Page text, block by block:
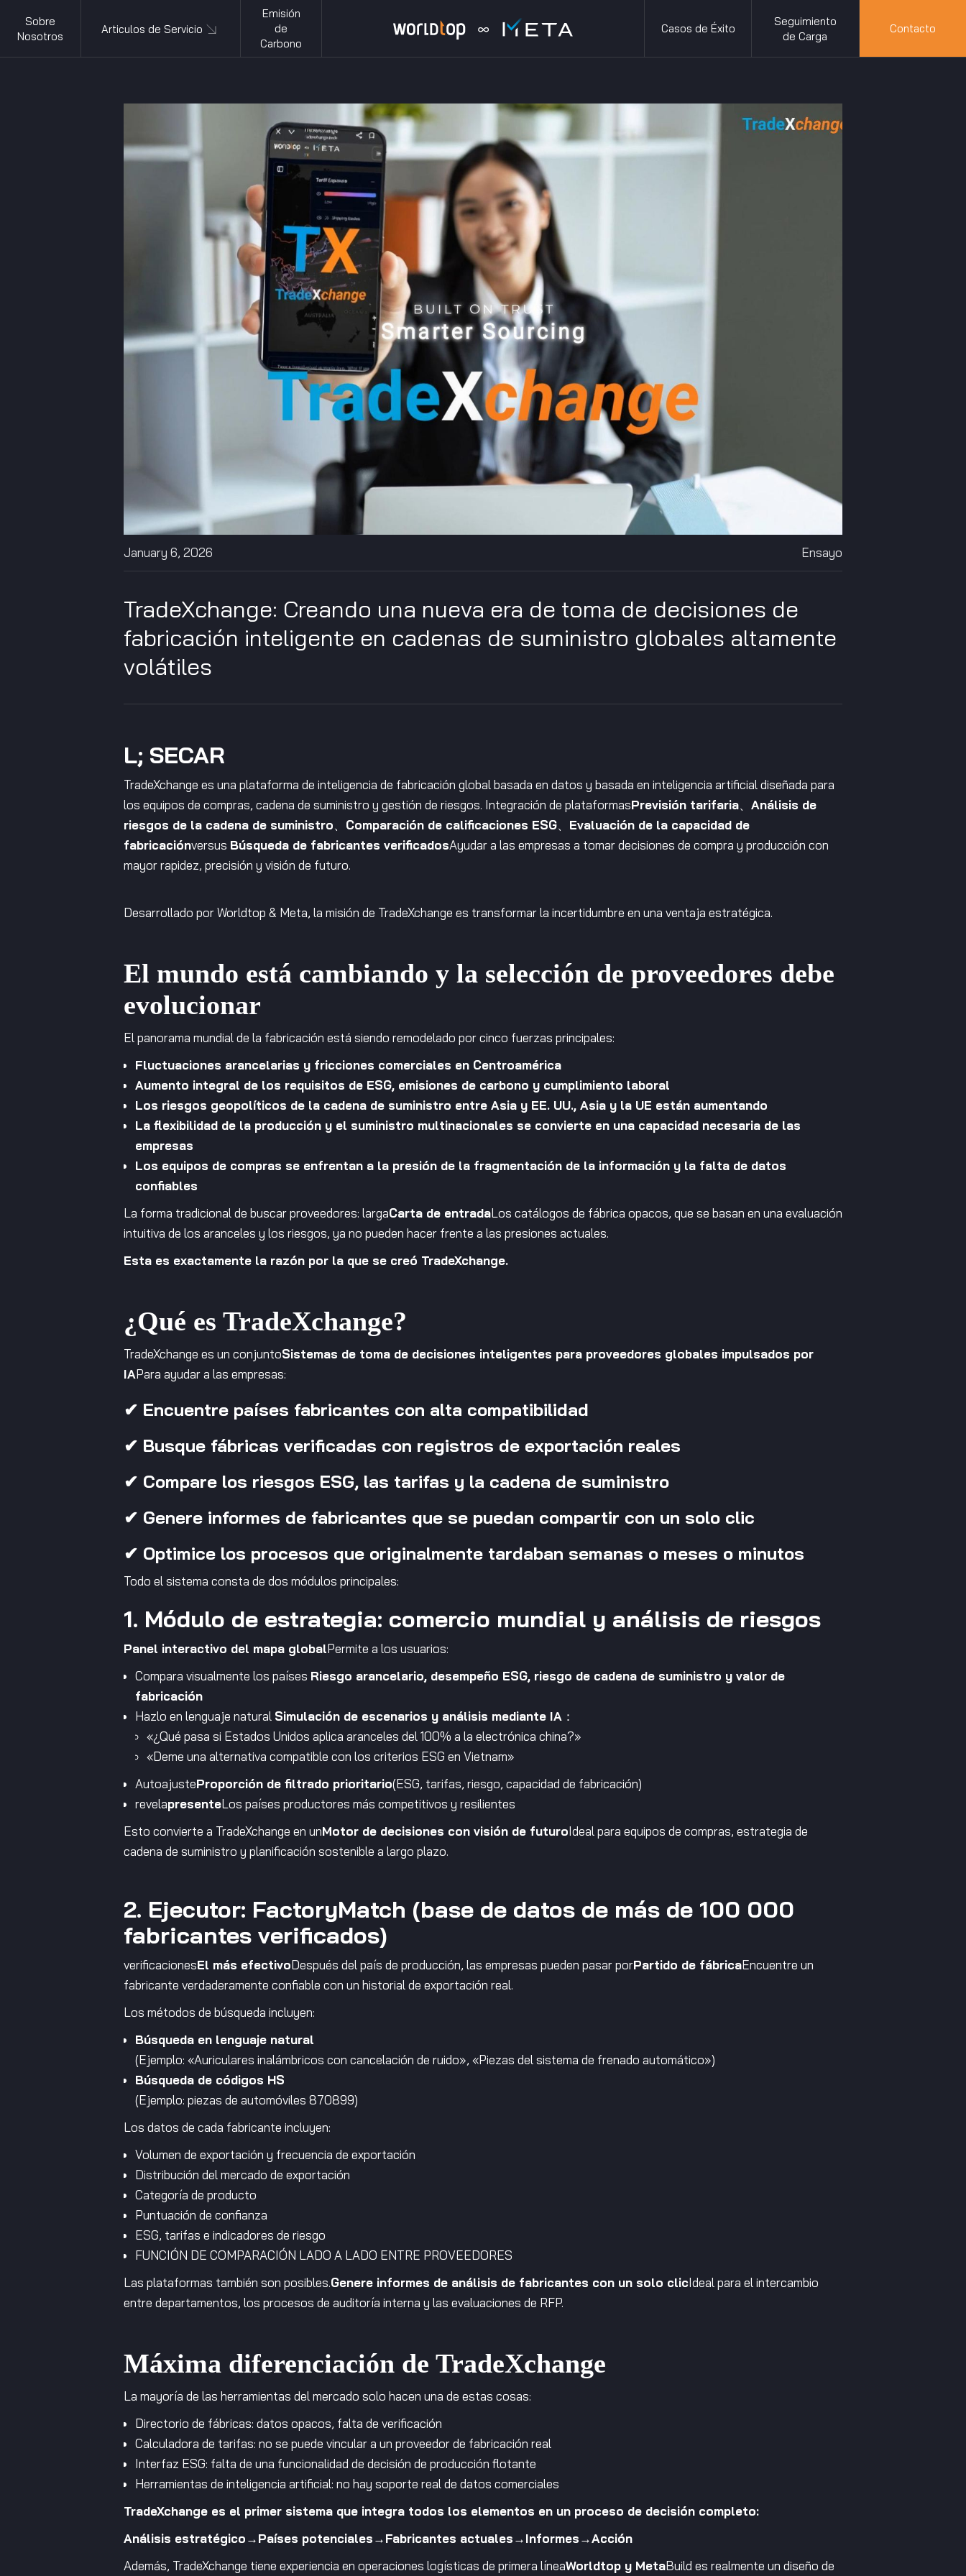
Sobre
Nosotros
Articulos de Servicio
Emisión
de
Carbono
Casos de Éxito
Seguimiento
de Carga
Contacto
January 6, 2026 Ensayo
TradeXchange: Creando una nueva era de toma de decisiones de
fabricación inteligente en cadenas de suministro globales altamente
volátiles
L; SECAR
TradeXchange es una plataforma de inteligencia de fabricación global basada en datos y basada en inteligencia artificial diseñada para
los equipos de compras, cadena de suministro y gestión de riesgos. Integración de plataformasPrevisión tarifaria、 Análisis de
riesgos de la cadena de suministro、 Comparación de calificaciones ESG、 Evaluación de la capacidad de
fabricaciónversus Búsqueda de fabricantes verificadosAyudar a las empresas a tomar decisiones de compra y producción con
mayor rapidez, precisión y visión de futuro.
Desarrollado por Worldtop & Meta, la misión de TradeXchange es transformar la incertidumbre en una ventaja estratégica.
El mundo está cambiando y la selección de proveedores debe
evolucionar
El panorama mundial de la fabricación está siendo remodelado por cinco fuerzas principales:
Fluctuaciones arancelarias y fricciones comerciales en Centroamérica
Aumento integral de los requisitos de ESG, emisiones de carbono y cumplimiento laboral
Los riesgos geopolíticos de la cadena de suministro entre Asia y EE. UU., Asia y la UE están aumentando
La flexibilidad de la producción y el suministro multinacionales se convierte en una capacidad necesaria de las
empresas
Los equipos de compras se enfrentan a la presión de la fragmentación de la información y la falta de datos
confiables
La forma tradicional de buscar proveedores: largaCarta de entradaLos catálogos de fábrica opacos, que se basan en una evaluación
intuitiva de los aranceles y los riesgos, ya no pueden hacer frente a las presiones actuales.
Esta es exactamente la razón por la que se creó TradeXchange.
¿Qué es TradeXchange?
TradeXchange es un conjuntoSistemas de toma de decisiones inteligentes para proveedores globales impulsados por
IAPara ayudar a las empresas:
✔ Encuentre países fabricantes con alta compatibilidad
✔ Busque fábricas verificadas con registros de exportación reales
✔ Compare los riesgos ESG, las tarifas y la cadena de suministro
✔ Genere informes de fabricantes que se puedan compartir con un solo clic
✔ Optimice los procesos que originalmente tardaban semanas o meses o minutos
Todo el sistema consta de dos módulos principales:
1. Módulo de estrategia: comercio mundial y análisis de riesgos
Panel interactivo del mapa globalPermite a los usuarios:
Compara visualmente los países Riesgo arancelario, desempeño ESG, riesgo de cadena de suministro y valor de
fabricación
Hazlo en lenguaje natural Simulación de escenarios y análisis mediante IA ：
«¿Qué pasa si Estados Unidos aplica aranceles del 100% a la electrónica china?»
«Deme una alternativa compatible con los criterios ESG en Vietnam»
AutoajusteProporción de filtrado prioritario(ESG, tarifas, riesgo, capacidad de fabricación)
revelapresenteLos países productores más competitivos y resilientes
Esto convierte a TradeXchange en unMotor de decisiones con visión de futuroIdeal para equipos de compras, estrategia de
cadena de suministro y planificación sostenible a largo plazo.
2. Ejecutor: FactoryMatch (base de datos de más de 100 000
fabricantes verificados)
verificacionesEl más efectivoDespués del país de producción, las empresas pueden pasar porPartido de fábricaEncuentre un
fabricante verdaderamente confiable con un historial de exportación real.
Los métodos de búsqueda incluyen:
Búsqueda en lenguaje natural
(Ejemplo: «Auriculares inalámbricos con cancelación de ruido», «Piezas del sistema de frenado automático»)
Búsqueda de códigos HS
(Ejemplo: piezas de automóviles 870899)
Los datos de cada fabricante incluyen:
Volumen de exportación y frecuencia de exportación
Distribución del mercado de exportación
Categoría de producto
Puntuación de confianza
ESG, tarifas e indicadores de riesgo
FUNCIÓN DE COMPARACIÓN LADO A LADO ENTRE PROVEEDORES
Las plataformas también son posibles.Genere informes de análisis de fabricantes con un solo clicIdeal para el intercambio
entre departamentos, los procesos de auditoría interna y las evaluaciones de RFP.
Máxima diferenciación de TradeXchange
La mayoría de las herramientas del mercado solo hacen una de estas cosas:
Directorio de fábricas: datos opacos, falta de verificación
Calculadora de tarifas: no se puede vincular a un proveedor de fabricación real
Interfaz ESG: falta de una funcionalidad de decisión de producción flotante
Herramientas de inteligencia artificial: no hay soporte real de datos comerciales
TradeXchange es el primer sistema que integra todos los elementos en un proceso de decisión completo:
Análisis estratégico→Países potenciales→Fabricantes actuales→Informes→Acción
Además, TradeXchange tiene experiencia en operaciones logísticas de primera líneaWorldtop y MetaBuild es realmente un diseño de